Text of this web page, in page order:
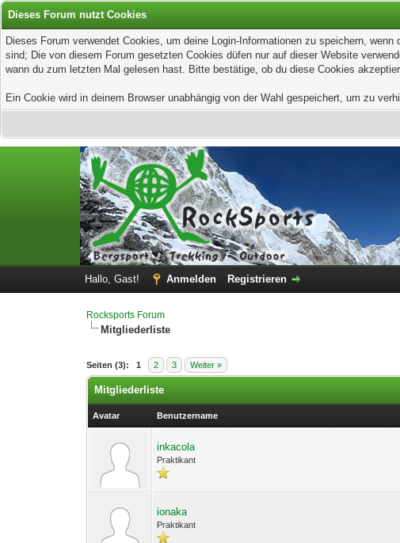
Dieses Forum nutzt Cookies
Dieses Forum verwendet Cookies, um deine Login-Informationen zu speichern,
sind; Die von diesem Forum gesetzten Cookies düfen nur auf dieser Website
wann du zum letzten Mal gelesen hast. Bitte bestätige, ob du diese Cookies
Ein Cookie wird in deinem Browser unabhängig von der Wahl gespeichert, um zu
Hallo, Gast!
Anmelden Registrieren
Rocksports Forum
Mitgliederliste
Seiten (3): 1 2 3 Weiter »
Mitgliederliste
Avatar Benutzername
inkacola
Praktikant
ionaka
Praktikant